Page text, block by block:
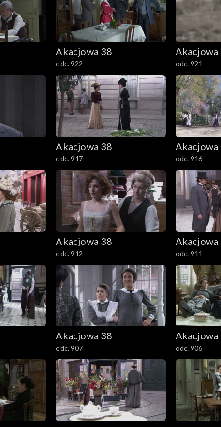
Akacjowa 38
odc. 922
Akacjowa
odc. 921
Akacjowa 38
odc. 917
Akacjowa
odc. 916
Akacjowa 38
odc. 912
Akacjowa
odc. 911
Akacjowa 38
odc. 907
Akacjowa
odc. 906